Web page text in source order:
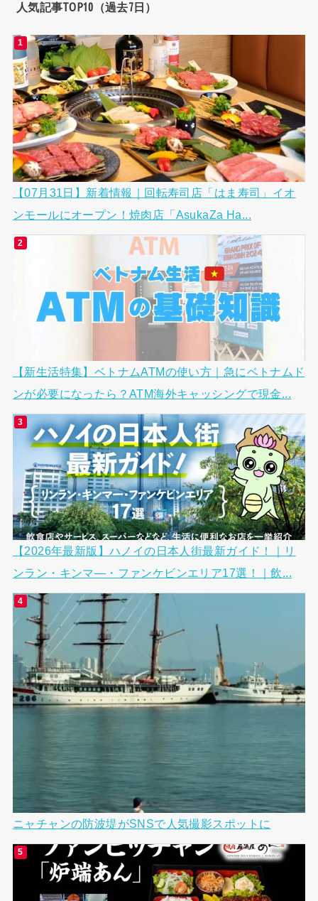
人気記事TOP10（過去7日）
【07月31日】新着情報｜回転寿司店「はま寿司」イオ
ンモールにオープン！焼肉店「AsukaZa Ha...
【新生活特集】ベトナムATMの使い方｜急にベトナムド
ンが必要になったら？ATM海外キャッシングで現金...
【2026年最新版】ハノイの日本人街最新ガイド！｜リ
ンラン・キンマ―・ファンケビンエリア17選！｜飲...
ニャチャンの防波堤がSNSで人気撮影スポットに